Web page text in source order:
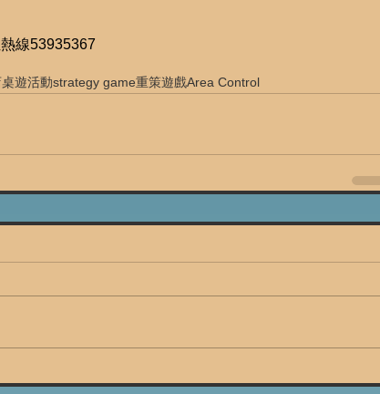
線53935367
桌遊活動strategy game重策遊戲Area Control